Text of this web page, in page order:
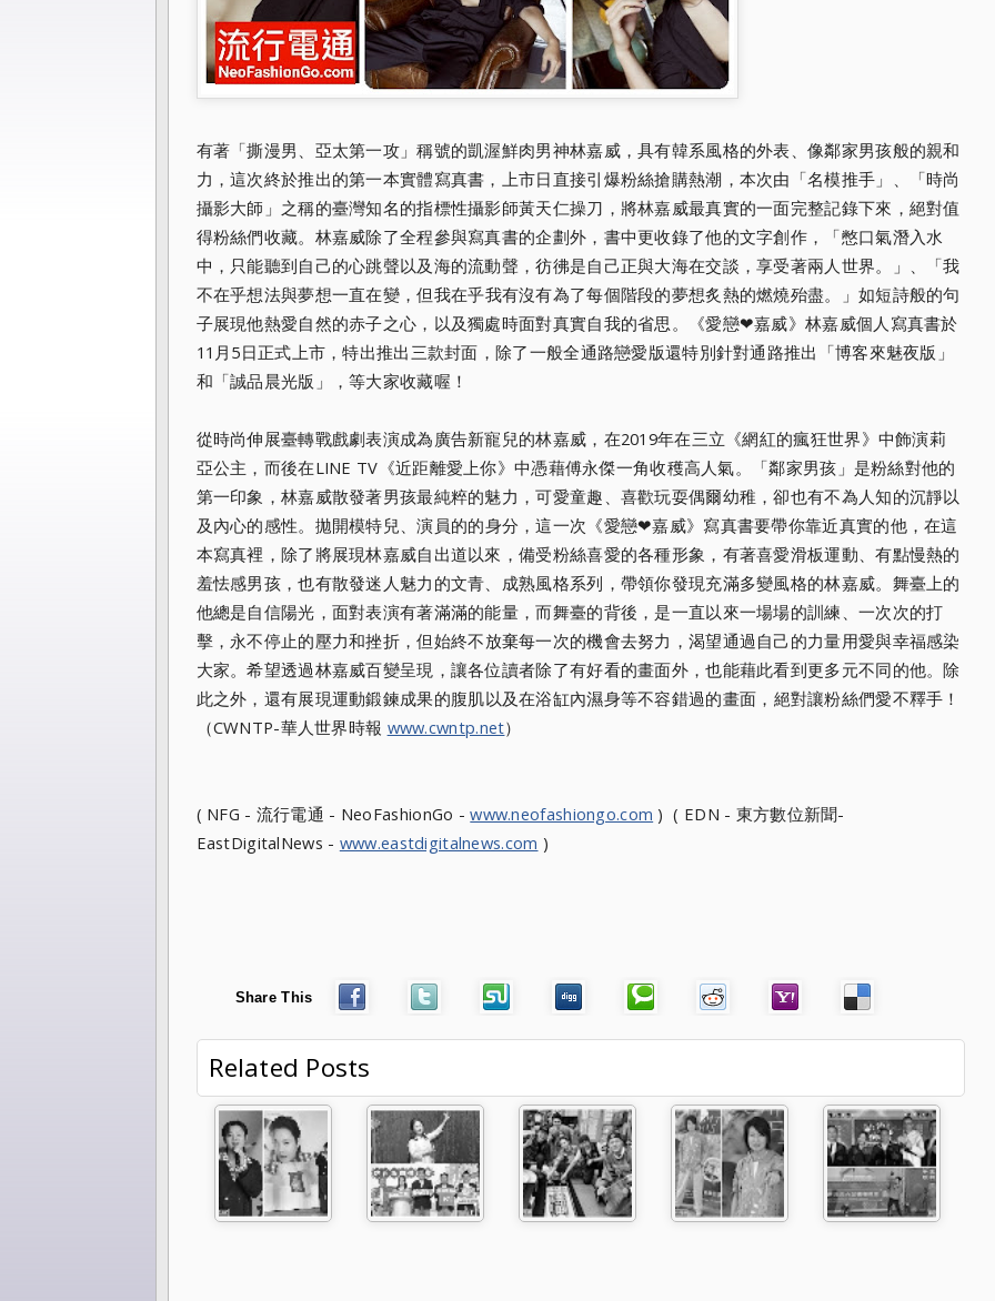
有著「撕漫男、 亞太第一攻」稱號的凱渥鮮肉男神林嘉威，具有韓系風格的外表、像鄰家男孩般的親和
力，這次終於推出的第一本實體寫真書， 上市日直接引爆粉絲搶購熱潮，本次由「名模推手」、「時尚
攝影大師」之稱的臺灣知名的指標性攝影師黃天仁操刀， 將林嘉威最真實的一面完整記錄下來，絕對值
得粉絲們收藏。 林嘉威除了全程參與寫真書的企劃外，書中更收錄了他的文字創作，
「憋口氣潛入水
中，只能聽到自己的心跳聲以及海的流動聲，彷彿是自己正與大海在交談，享受著兩人世界。」、「我
不在乎想法與夢想一直在變，但我在乎我有沒有為了每個階段的夢想炙熱的燃燒殆盡。」 如短詩般的句
子展現他熱愛自然的赤子之心， 以及獨處時面對真實自我的省思。《愛戀❤嘉威》林嘉威個人寫真書於
11月5日正式上市，特出推出三款封面，除了一般全通路戀愛版還特別針對通路推出「博客來魅夜版」
和「誠品晨光版」，等大家收藏喔！
從時尚伸展臺轉戰戲劇表演成為廣告新寵兒的林嘉威， 在2019年在三立《網紅的瘋狂世界》中飾演莉
亞公主， 而後在LINE TV《近距離愛上你》中憑藉傅永傑一角收穫高人氣。「鄰家男孩」 是粉絲對他的
第一印象，林嘉威散發著男孩最純粹的魅力，可愛童趣、喜歡玩耍偶爾幼稚，卻也有不為人知的沉靜以
及內心的感性。拋開模特兒、演員的的身分，這一次《愛戀❤嘉威》寫真書要帶你靠近真實的他，在這
本寫真裡，除了將展現林嘉威自出道以來，備受粉絲喜愛的各種形象，有著喜愛滑板運動、有點慢熱的
羞怯感男孩，也有散發迷人魅力的文青、成熟風格系列， 帶領你發現充滿多變風格的林嘉威。舞臺上的
他總是自信陽光， 面對表演有著滿滿的能量，而舞臺的背後， 是一直以來一場場的訓練、一次次的打
擊，永不停止的壓力和挫折，但始終不放棄每一次的機會去努力，渴望通過自己的力量用愛與幸福感染
大家。希望透過林嘉威百變呈現，讓各位讀者除了有好看的畫面外，也能藉此看到更多元不同的他。除
此之外， 還有展現運動鍛鍊成果的腹肌以及在浴缸內濕身等不容錯過的畫面， 絕對讓粉絲們愛不釋手！
（CWNTP-華人世界時報 www.cwntp.net）
( NFG - 流行電通 - NeoFashionGo -www.neofashiongo.com ) ( EDN - 東方數位新聞-
EastDigitalNews - www.eastdigitalnews.com )
Share This
Related Posts